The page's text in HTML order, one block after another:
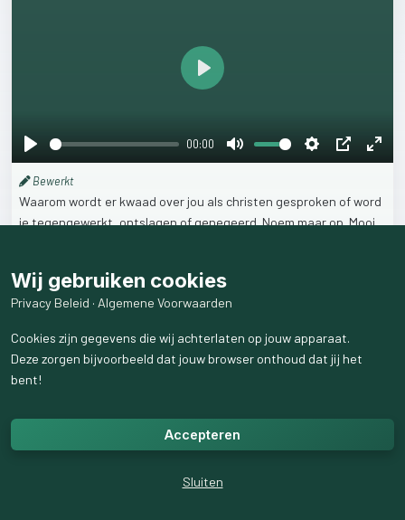
Play
00:00
Mute Settings
PIP
Enter
Play
Bewerkt
Waarom wordt er kwaad over jou als christen gesproken ofword
jetegengewerkt,ontslagenofgenegeerd.Noemmaarop.Mooi
1like 67weergaven
Wij gebruiken cookies
Privacy Beleid · Algemene Voorwaarden
Cookies zijn gegevens die wij achterlaten op jouw apparaat.
Deze zorgen bijvoorbeeld dat jouw browser onthoud dat jij het
bent!
Accepteren
Sluiten